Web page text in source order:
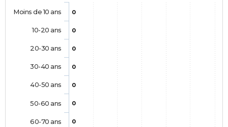
0
0
0
0
0
0
0
Moins de 10 ans
10-20 ans
20-30 ans
30-40 ans
40-50 ans
50-60 ans
60-70 ans